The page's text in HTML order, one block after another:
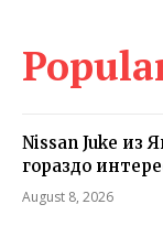
Nissan Juke из
гораздо
August 8, 2026